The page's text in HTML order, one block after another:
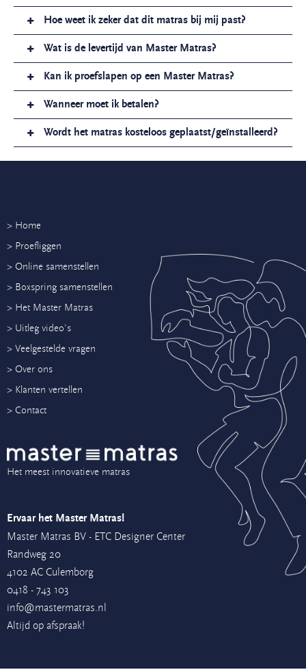
Hoe weet ik zeker dat dit matras bij mij past?
Wat is de levertijd van Master Matras?
Kan ik proefslapen op een Master Matras?
Wanneer moet ik betalen?
Wordt het matras kosteloos geplaatst/geïnstalleerd?
> Home
> Proefliggen
> Online samenstellen
> Boxspring samenstellen
> Het Master Matras
> Uitleg video's
> Veelgestelde vragen
> Over ons
> Klanten vertellen
> Contact
Het meest innovatieve matras
Ervaar het Master Matras!
Master Matras BV - ETC Designer Center
Randweg 20
4102 AC Culemborg
0418 - 743 103
info@mastermatras.nl
Altijd op afspraak!